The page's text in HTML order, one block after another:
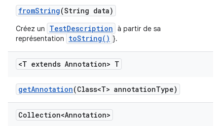
fromString(String data)
Créez un TestDescription à partir de sa
représentation
toString() }.
<T extends Annotation> T
getAnnotation(Class<T> annotationType)
Collection<Annotation>